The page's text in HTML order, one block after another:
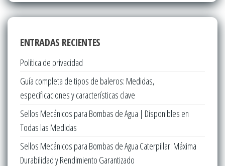
ENTRADAS RECIENTES
Política de privacidad
Guía completa de tipos de baleros: Medidas,
especificaciones y características clave
Sellos Mecánicos para Bombas de Agua | Disponibles en
Todas las Medidas
Sellos Mecánicos para Bombas de Agua Caterpillar: Máxima
Durabilidad y Rendimiento Garantizado